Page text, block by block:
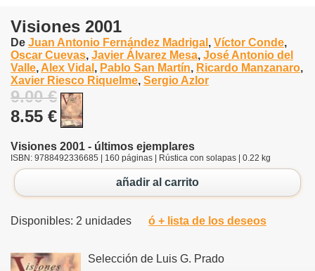
Visiones 2001
De Juan Antonio Fernández Madrigal , Víctor Conde,
Oscar Cuevas, Javier Álvarez Mesa, José Antonio del
Valle, Alex Vidal , Pablo San Martín, Ricardo Manzanaro,
Xavier Riesco Riquelme, Sergio Azlor
9.00 €
8.55 €
Visiones 2001 - últimos ejemplares
ISBN: 9788492336685 | 160 páginas | Rústica con solapas | 0.22 kg
añadir al carrito
Disponibles: 2 unidades ó + lista de los deseos
Selección de Luis G. Prado